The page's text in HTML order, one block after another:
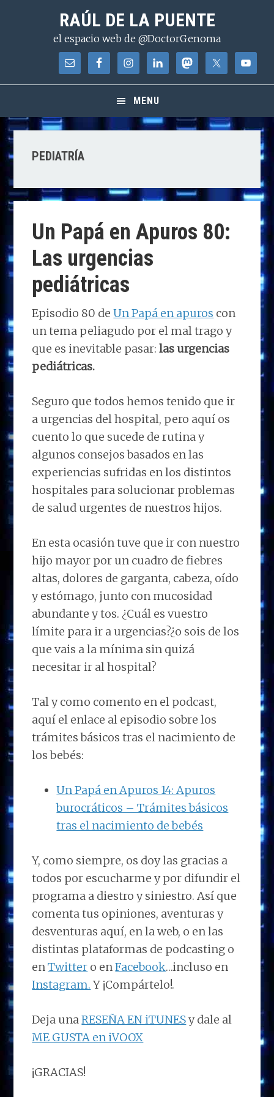
contenido
RAÚL DE LA PUENTE
el espacio web de @DoctorGenoma
MENU
PEDIATRÍA
Un Papá en Apuros 80:
Las urgencias
pediátricas
Episodio 80 deUn Papá en apuros con
un tema peliagudo por el mal trago y
que es inevitable pasar: las urgencias
pediátricas.
Seguro que todos hemos tenido que ir
a urgencias del hospital, pero aquí os
cuento lo que sucede de rutina y
algunos consejos basados en las
experiencias sufridas en los distintos
hospitales para solucionar problemas
de salud urgentes de nuestros hijos.
En esta ocasión tuve que ir con nuestro
hijo mayor por un cuadro de fiebres
altas, dolores de garganta, cabeza, oído
y estómago, junto con mucosidad
abundante y tos. ¿Cuál es vuestro
límite para ir a urgencias?¿o sois de los
que vais a la mínima sin quizá
necesitar ir al hospital?
Tal y como comento en el podcast,
aquí el enlace al episodio sobre los
trámites básicos tras el nacimiento de
los bebés:
Un Papá en Apuros 14: Apuros
burocráticos – Trámites básicos
tras el nacimiento de bebés
Y, como siempre, os doy las gracias a
todos por escucharme y por difundir el
programa a diestro y siniestro. Así que
comenta tus opiniones, aventuras y
desventuras aquí, en la web, o en las
distintas plataformas de podcasting o
enTwitter o enFacebook…incluso en
Instagram. Y ¡Compártelo!.
Deja unaRESEÑA EN iTUNESy dale al
ME GUSTA en iVOOX
¡GRACIAS!